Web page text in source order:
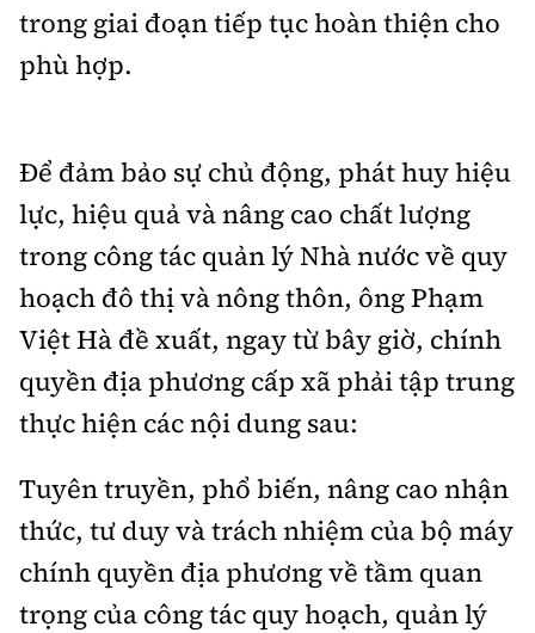
trong giai đoạn tiếp tục hoàn thiện cho
phù hợp.
Để đảm bảo sự chủ động, phát huy hiệu
lực, hiệu quả và nâng cao chất lượng
trong công tác quản lý Nhà nước về quy
hoạch đô thị và nông thôn, ông Phạm
Việt Hà đề xuất, ngay từ bây giờ, chính
quyền địa phương cấp xã phải tập trung
thực hiện các nội dung sau:
Tuyên truyền, phổ biến, nâng cao nhận
thức, tư duy và trách nhiệm của bộ máy
chính quyền địa phương về tầm quan
trọng của công tác quy hoạch, quản lý